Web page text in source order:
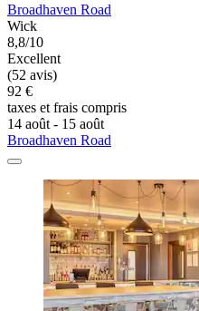
Broadhaven Road
Wick
8,8/10
Excellent
(52 avis)
92 €
taxes et frais compris
14 août - 15 août
Broadhaven Road